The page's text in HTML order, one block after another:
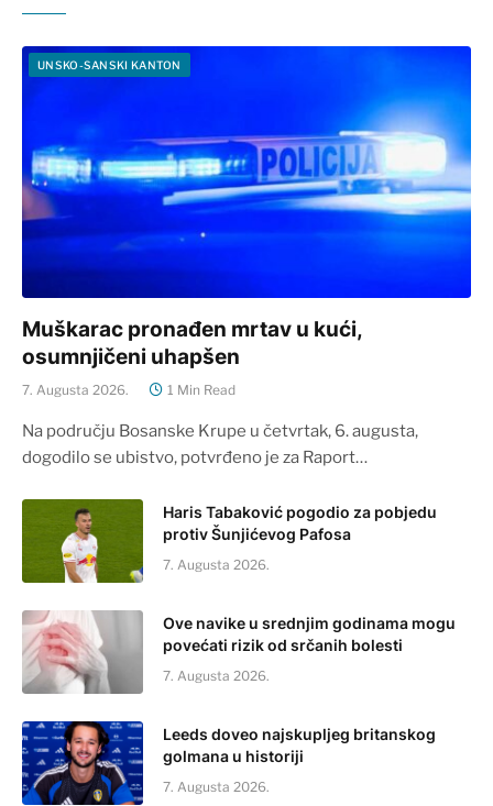
UNSKO-SANSKI KANTON
Muškarac pronađen mrtav u kući,
osumnjičeni uhapšen
7. Augusta 2026. 1 Min Read
Na području Bosanske Krupe u četvrtak, 6. augusta,
dogodilo se ubistvo, potvrđeno je za Raport…
Haris Tabaković pogodio za pobjedu
protiv Šunjićevog Pafosa
7. Augusta 2026.
Ove navike u srednjim godinama mogu
povećati rizik od srčanih bolesti
7. Augusta 2026.
Leeds doveo najskupljeg britanskog
golmana u historiji
7. Augusta 2026.